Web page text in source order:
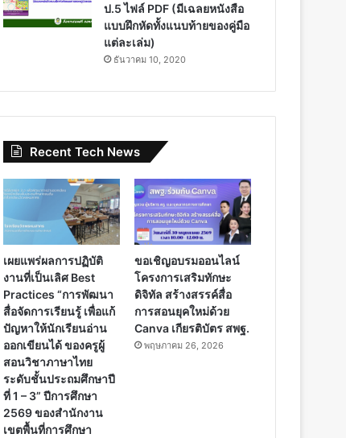
ป.5 ไฟล์ PDF (มีเฉลยหนังสือ
แบบฝึกหัดทั้งแนบท้ายของคู่มือ
แต่ละเล่ม)
ธันวาคม 10, 2020
Recent Tech News
เผยแพร่ผลการปฏิบัติ
งานที่เป็นเลิศ Best
Practices “การพัฒนา
สื่อจัดการเรียนรู้ เพื่อแก้
ปัญหาให้นักเรียนอ่าน
ออกเขียนได้ ของครูผู้
สอนวิชาภาษาไทย
ระดับชั้นประถมศึกษาปี
ที่ 1 – 3” ปีการศึกษา
2569 ของสำนักงาน
เขตพื้นที่การศึกษา
ขอเชิญอบรมออนไลน์
โครงการเสริมทักษะ
ดิจิทัล สร้างสรรค์สื่อ
การสอนยุคใหม่ด้วย
Canva เกียรติบัตร สพฐ.
พฤษภาคม 26, 2026